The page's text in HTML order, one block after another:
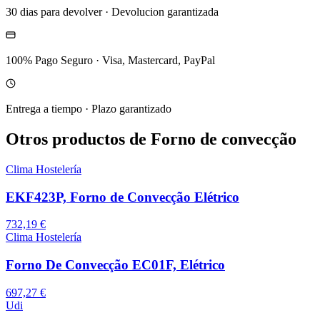
30 dias para devolver· Devolucion garantizada
100% Pago Seguro · Visa, Mastercard, PayPal
Entrega a tiempo · Plazo garantizado
Otros productos de Forno de convecção
Clima Hostelería
EKF423P, Forno de Convecção Elétrico
732,19 €
Clima Hostelería
Forno De Convecção EC01F, Elétrico
697,27 €
Udi